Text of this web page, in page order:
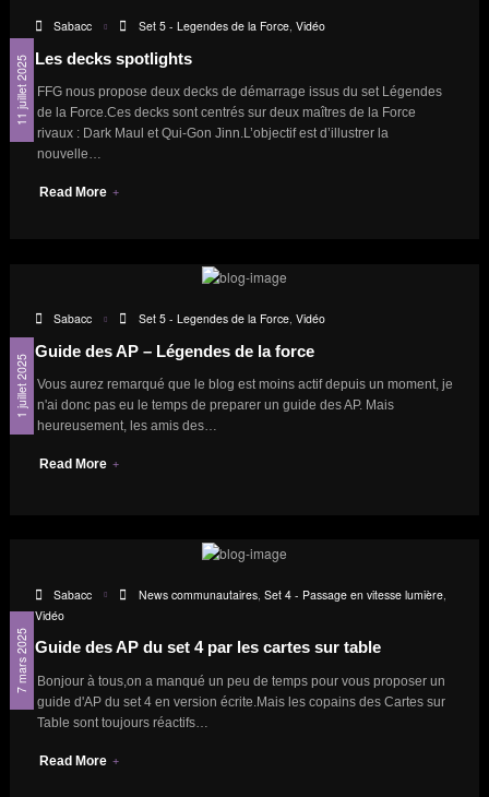
11 juillet 2025
Sabacc Set 5 - Legendes de la Force, Vidéo
Les decks spotlights
FFG nous propose deux decks de démarrage issus du set Légendes
de la Force.Ces decks sont centrés sur deux maîtres de la Force
rivaux : Dark Maul et Qui‑Gon Jinn.L’objectif est d’illustrer la
nouvelle…
Read More
1 juillet 2025
Sabacc Set 5 - Legendes de la Force, Vidéo
Guide des AP – Légendes de la force
Vous aurez remarqué que le blog est moins actif depuis un moment, je
n'ai donc pas eu le temps de preparer un guide des AP. Mais
heureusement, les amis des…
Read More
7 mars 2025
Sabacc News communautaires, Set 4 - Passage en vitesse lumière,
Vidéo
Guide des AP du set 4 par les cartes sur table
Bonjour à tous,on a manqué un peu de temps pour vous proposer un
guide d'AP du set 4 en version écrite.Mais les copains des Cartes sur
Table sont toujours réactifs…
Read More